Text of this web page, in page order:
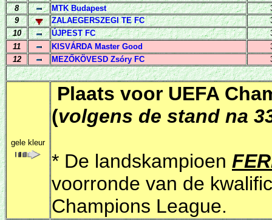
8
MTK Budapest
9
ZALAEGERSZEGI TE FC
10
ÚJPEST FC
11
KISVÁRDA Master Good
12
MEZŐKÖVESD Zsóry FC
gele kleur
Plaats voor UEFA
(volgens de stand na
* De landskampioen
voorronde van de
Champions League.